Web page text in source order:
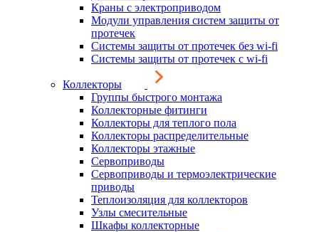
Краны с электроприводом
Модули управления систем защиты от
протечек
Системы защиты от протечек без wi-fi
Системы защиты от протечек с wi-fi
Коллекторы
Группы быстрого монтажа
Коллекторные фитинги
Коллекторы для теплого пола
Коллекторы распределительные
Коллекторы этажные
Сервоприводы
Сервоприводы и термоэлектрические
приводы
Теплоизоляция для коллекторов
Узлы смесительные
Шкафы коллекторные